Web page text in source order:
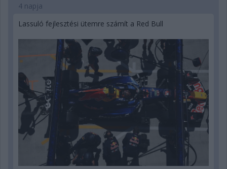
4 napja
Lassuló fejlesztési ütemre számít a Red Bull